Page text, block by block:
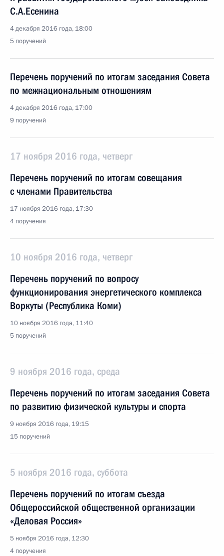
С.А.Есенина
4 декабря 2016 года, 18:00
5 поручений
Перечень поручений по итогам заседания Совета
по межнациональным отношениям
4 декабря 2016 года, 17:00
9 поручений
17 ноября 2016 года, четверг
Перечень поручений по итогам совещания
с членами Правительства
17 ноября 2016 года, 17:30
4 поручения
10 ноября 2016 года, четверг
Перечень поручений по вопросу
функционирования энергетического комплекса
Воркуты (Республика Коми)
10 ноября 2016 года, 11:40
5 поручений
9 ноября 2016 года, среда
Перечень поручений по итогам заседания Совета
по развитию физической культуры и спорта
9 ноября 2016 года, 19:15
15 поручений
5 ноября 2016 года, суббота
Перечень поручений по итогам съезда
Общероссийской общественной организации
«Деловая Россия»
5 ноября 2016 года, 12:30
4 поручения